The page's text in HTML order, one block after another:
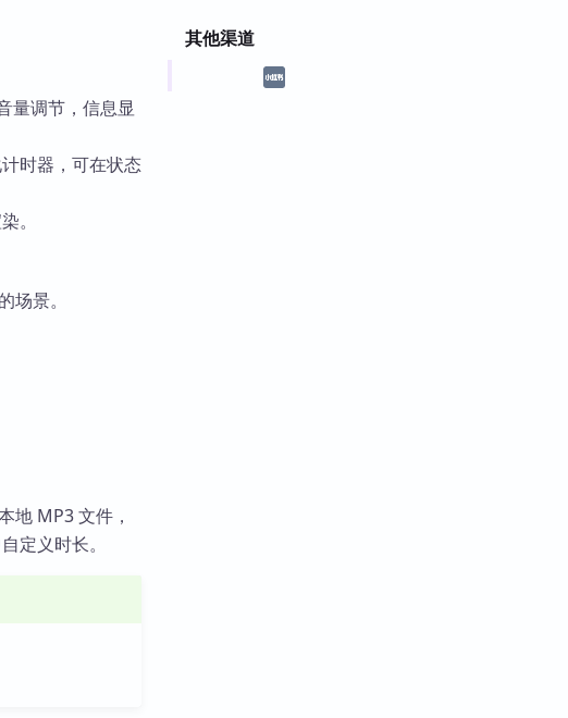
其他渠道
量调节，信息显
时器，可在状态
。
景。
地 MP3 文件，
定义时长。